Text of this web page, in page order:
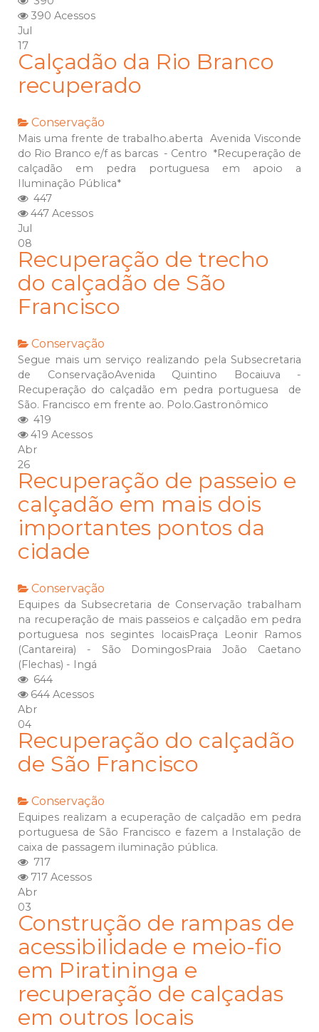
390 Acessos
Jul
17
Calçadão da Rio Branco
recuperado
Conservação
Mais uma frente de trabalho.aberta Avenida Visconde
do Rio Branco e/f as barcas - Centro *Recuperação de
calçadão em pedra portuguesa em apoio a
Iluminação Pública*
447
447 Acessos
Jul
08
Recuperação de trecho
do calçadão de São
Francisco
Conservação
Segue mais um serviço realizando pela Subsecretaria
de ConservaçãoAvenida Quintino Bocaiuva -
Recuperação do calçadão em pedra portuguesa de
São. Francisco em frente ao. Polo.Gastronômico
419
419 Acessos
Abr
26
Recuperação de passeio e
calçadão em mais dois
importantes pontos da
cidade
Conservação
Equipes da Subsecretaria de Conservação trabalham
na recuperação de mais passeios e calçadão em pedra
portuguesa nos segintes locaisPraça Leonir Ramos
(Cantareira) - São DomingosPraia João Caetano
(Flechas) - Ingá
644
644 Acessos
Abr
04
Recuperação do calçadão
de São Francisco
Conservação
Equipes realizam a ecuperação de calçadão em pedra
portuguesa de São Francisco e fazem a Instalação de
caixa de passagem iluminação pública.
717
717 Acessos
Abr
03
Construção de rampas de
acessibilidade e meio-fio
em Piratininga e
recuperação de calçadas
em outros locais